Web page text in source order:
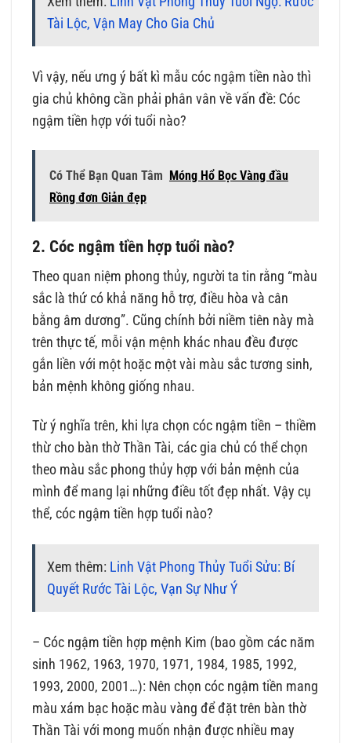
Tài Lộc, Vận May Cho Gia Chủ
Vì vậy, nếu ưng ý bất kì mẫu cóc ngậm tiền nào thì
gia chủ không cần phải phân vân về vấn đề: Cóc
ngậm tiền hợp với tuổi nào?
Có Thể Bạn Quan Tâm Móng Hổ Bọc Vàng đầu
Rồng đơn Giản đẹp
2. Cóc ngậm tiền hợp tuổi nào?
Theo quan niệm phong thủy, người ta tin rằng “màu
sắc là thứ có khả năng hỗ trợ, điều hòa và cân
bằng âm dương”. Cũng chính bởi niềm tiên này mà
trên thực tế, mỗi vận mệnh khác nhau đều được
gắn liền với một hoặc một vài màu sắc tương sinh,
bản mệnh không giống nhau.
Từ ý nghĩa trên, khi lựa chọn cóc ngậm tiền – thiềm
thừ cho bàn thờ Thần Tài, các gia chủ có thể chọn
theo màu sắc phong thủy hợp với bản mệnh của
mình để mang lại những điều tốt đẹp nhất. Vậy cụ
thể, cóc ngậm tiền hợp tuổi nào?
Xem thêm: Linh Vật Phong Thủy Tuổi Sửu: Bí
Quyết Rước Tài Lộc, Vạn Sự Như Ý
– Cóc ngậm tiền hợp mệnh Kim (bao gồm các năm
sinh 1962, 1963, 1970, 1971, 1984, 1985, 1992,
1993, 2000, 2001…): Nên chọn cóc ngậm tiền mang
màu xám bạc hoặc màu vàng để đặt trên bàn thờ
Thần Tài với mong muốn nhận được nhiều may